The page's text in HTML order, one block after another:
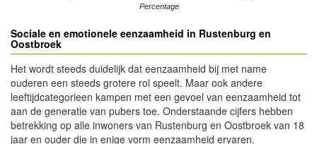
Percentage
Sociale en emotionele eenzaamheid in Rustenburg en
Oostbroek
Het wordt steeds duidelijk dat eenzaamheid bij met name
ouderen een steeds grotere rol speelt. Maar ook andere
leeftijdcategorieen kampen met een gevoel van eenzaamheid tot
aan de generatie van pubers toe. Onderstaande cijfers hebben
betrekking op alle inwoners van Rustenburg en Oostbroek van 18
jaar en ouder die in enige vorm eenzaamheid ervaren.